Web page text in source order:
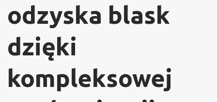
odzyska blask
dzięki
kompleksowej